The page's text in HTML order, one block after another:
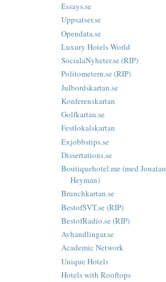
Essays.se
Uppsatser.se
Opendata.se
Luxury Hotels World
SocialaNyheter.se (RIP)
Politometern.se (RIP)
Julbordskartan.se
Konferenskartan
Golfkartan.se
Festlokalskartan
Exjobbstips.se
Dissertations.se
Boutiquehotel.me (med Jonatan
Heyman)
Brunchkartan.se
BestofSVT.se (RIP)
BestofRadio.se (RIP)
Avhandlingar.se
Academic Network
Unique Hotels
Hotels with Rooftops